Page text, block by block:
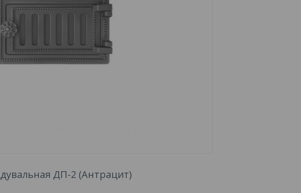
ДП-2 (Антрацит)